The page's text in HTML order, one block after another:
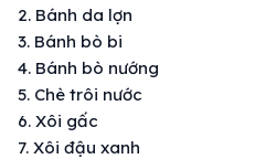
2. Bánh da lợn
3. Bánh bò bi
4. Bánh bò nướng
5. Chè trôi nước
6. Xôi gấc
7. Xôi đậu xanh